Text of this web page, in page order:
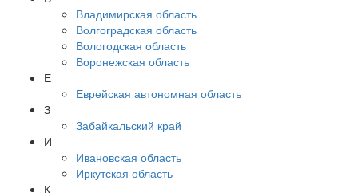
Владимирская область
Волгоградская область
Вологодская область
Воронежская область
Е
Еврейская автономная область
З
Забайкальский край
И
Ивановская область
Иркутская область
К